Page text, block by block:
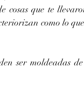
cosas que te
como lo
ser moldeadas